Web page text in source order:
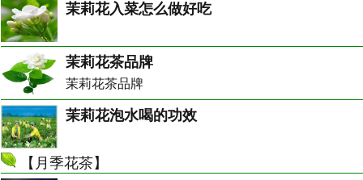
茉莉花入菜怎么做好吃
茉莉花茶品牌
茉莉花茶品牌
茉莉花泡水喝的功效
【 月季花茶】